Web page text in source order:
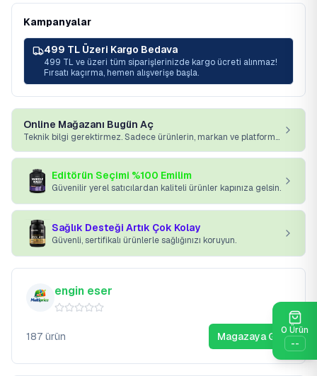
Kampanyalar
499 TL Üzeri Kargo Bedava
499 TL ve üzeri tüm siparişlerinizde kargo ücreti alınmaz!
Fırsatı kaçırma, hemen alışverişe başla.
Online Mağazanı Bugün Aç
Teknik bilgi gerektirmez. Sadece ürünlerin, markan ve platformumuz yeterli.
Editörün Seçimi %100 Emilim
Güvenilir yerel satıcılardan kaliteli ürünler kapınıza gelsin.
Sağlık Desteği Artık Çok Kolay
Güvenli, sertifikalı ürünlerle sağlığınızı koruyun.
engin eser
187 ürün Magazaya Git0 Ürün
--